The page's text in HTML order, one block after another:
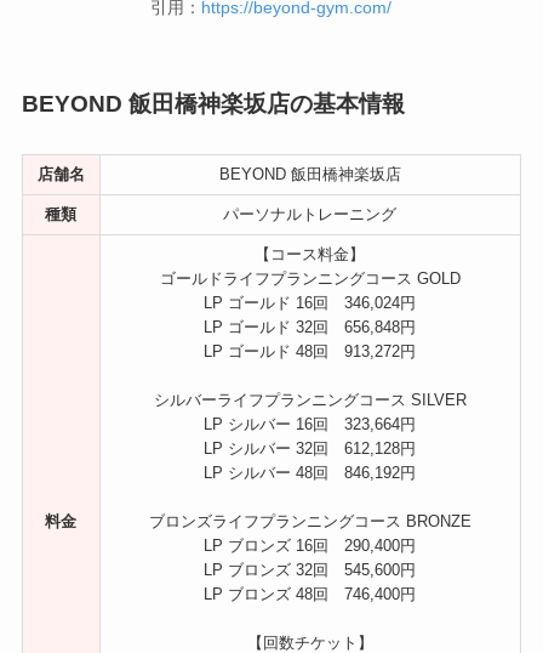
引用： https://beyond-gym.com/
BEYOND 飯田橋神楽坂店の基本情報
店舗名 BEYOND 飯田橋神楽坂店
種類 パーソナルトレーニング
料金
【コース料金】
ゴールドライフプランニングコース GOLD
LP ゴールド 16回 346,024円
LP ゴールド 32回 656,848円
LP ゴールド 48回 913,272円
シルバーライフプランニングコース SILVER
LP シルバー 16回 323,664円
LP シルバー 32回 612,128円
LP シルバー 48回 846,192円
ブロンズライフプランニングコース BRONZE
LP ブロンズ 16回 290,400円
LP ブロンズ 32回 545,600円
LP ブロンズ 48回 746,400円
【回数チケット】